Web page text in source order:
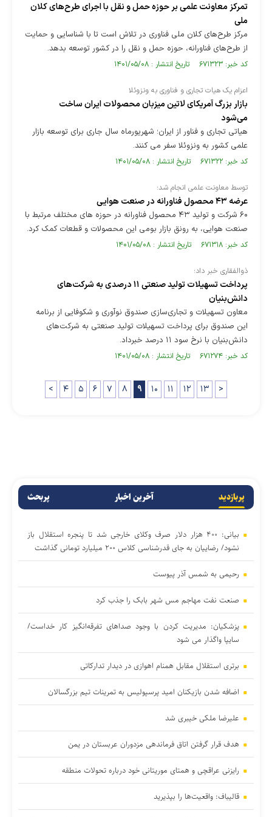
تمرکز معاونت علمی بر حوزه حمل و نقل با اجرای طرح‌های کلان
ملی
مرکز طرح‌های کلان ملی فناوری در تلاش است تا با شناسایی و حمایت
از طرح‌های فناورانه، حوزه حمل و نقل را در کشور توسعه بدهد.
کد خبر: ۶۷۱۳۲۳ تاریخ انتشار : ۱۴۰۱/۰۵/۰۸
اعزام یک هیات تجاری و فناوری به ونزوئلا
بازار بزرگ آمریکای لاتین میزبان محصولات ایران ساخت
می‌شود
هیاتی تجاری و فناور از ایران؛ شهریورماه سال جاری برای توسعه بازار
علمی کشور به ونزوئلا سفر می کنند.
کد خبر: ۶۷۱۳۲۲ تاریخ انتشار : ۱۴۰۱/۰۵/۰۸
توسط معاونت علمی انجام شد؛
عرضه ۴۳ محصول فناورانه در صنعت هوایی
۶۰ شرکت و تولید ۴۳ محصول فناورانه در حوزه های مختلف مرتبط با
صنعت هوایی، به رونق بازار بومی این محصولات و قطعات کمک کرد.
کد خبر: ۶۷۱۳۱۸ تاریخ انتشار : ۱۴۰۱/۰۵/۰۸
ذوالفقاری خبر داد؛
پرداخت تسهیلات تولید صنعتی ۱۱ درصدی به شرکت‌های
دانش‌بنیان
معاون تسهیلات و تجاری‌سازی صندوق نوآوری و شکوفایی از برنامه
این صندوق برای پرداخت تسهیلات تولید صنعتی به شرکت‌های
دانش‌بنیان با نرخ سود ۱۱ درصد خبرداد.
کد خبر: ۶۷۱۲۷۴ تاریخ انتشار : ۱۴۰۱/۰۵/۰۸
< ۴ ۵ ۶ ۷ ۸ ۹ ۱۰ ۱۱ ۱۲ ۱۳ >
پربازدید آخرین اخبار پربحث
بیانی: ۴۰۰ هزار دلار صرف وکلای خارجی شد تا پنجره استقلال باز
نشود/ رضاییان به جای قدرشناسی کلاس ۲۰۰ میلیارد تومانی گذاشت
رحیمی به شمس آذر پیوست
صنعت نفت مهاجم مس شهر بابک را جذب کرد
پزشکیان: مدیریت کردن با وجود صداهای تفرقه‌انگیز کار خداست/
سایپا واگذار می شود
برتری استقلال مقابل همنام اهوازی در دیدار تدارکاتی
اضافه شدن بازیکنان امید پرسپولیس به تمرینات تیم بزرگسالان
علیرضا ملکی خیبری شد
هدف قرار گرفتن اتاق‌ فرماندهی مزدوران عربستان در یمن
رایزنی عراقچی و همتای موریتانی خود درباره تحولات منطقه
قالیباف: واقعیت‌ها را بپذیرید